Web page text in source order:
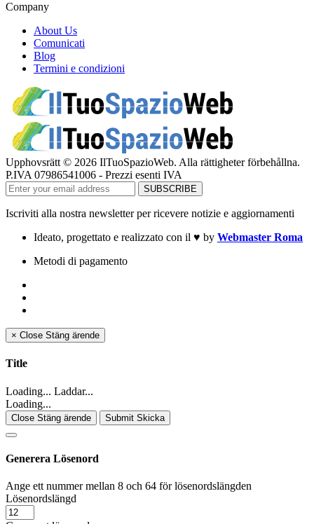
Company
About Us
Comunicati
Blog
Termini e condizioni
Upphovsrätt © 2026 IlTuoSpazioWeb. Alla rättigheter förbehållna.
P.IVA 07986541006 - Prezzi esenti IVA
Iscriviti alla nostra newsletter per ricevere notizie e aggiornamenti
Ideato, progettato e realizzato con il ♥ by Webmaster Roma
Metodi di pagamento
× Close Stäng ärende
Title
Loading... Laddar...
Loading...
Close Stäng ärende Submit Skicka
Generera Lösenord
Ange ett nummer mellan 8 och 64 för lösenordslängden
Lösenordslängd